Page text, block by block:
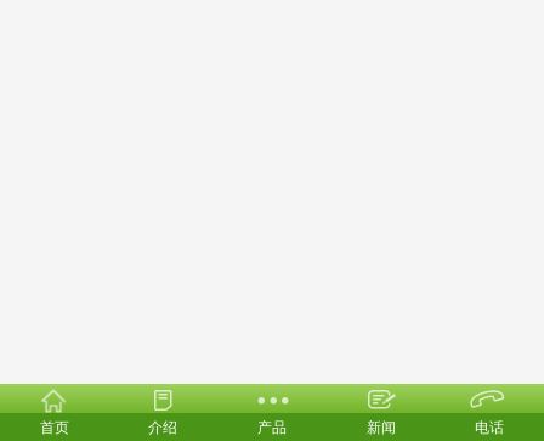
首页 介绍 产品 新闻 电话